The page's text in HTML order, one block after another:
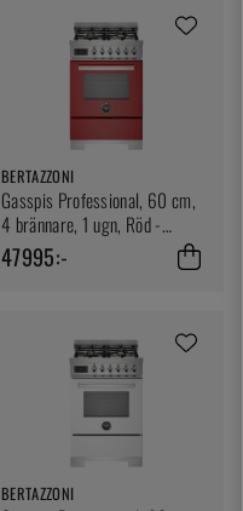
BERTAZZONI
Gasspis Professional, 60 cm,
4 brännare, 1 ugn, Röd -
Bertazzoni
47995:-
BERTAZZONI